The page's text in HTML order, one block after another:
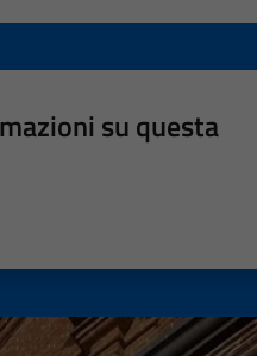
su questa